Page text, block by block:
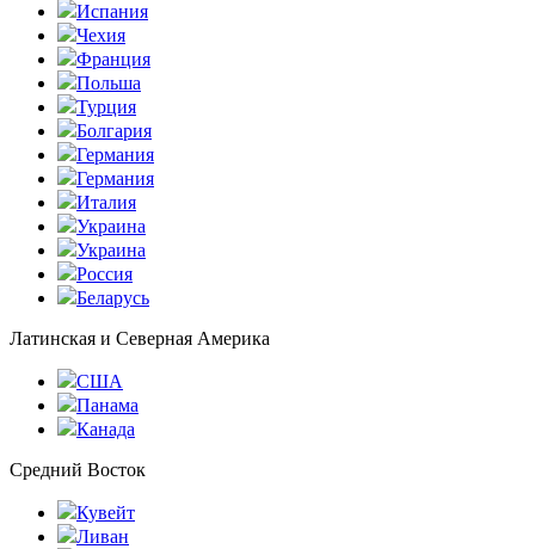
Испания
Чехия
Франция
Польша
Турция
Болгария
Германия
Германия
Италия
Украина
Украина
Россия
Беларусь
Латинская и Северная Америка
США
Панама
Канада
Средний Восток
Кувейт
Ливан